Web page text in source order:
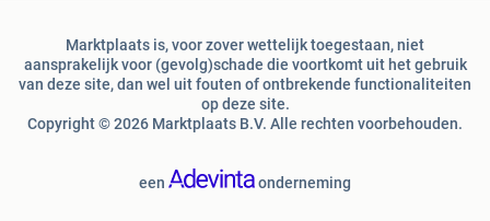
Marktplaats is, voor zover wettelijk toegestaan, niet
aansprakelijk voor (gevolg)schade die voortkomt uit het gebruik
van deze site, dan wel uit fouten of ontbrekende functionaliteiten
op deze site.
Copyright © 2026 Marktplaats B.V. Alle rechten voorbehouden.
een onderneming